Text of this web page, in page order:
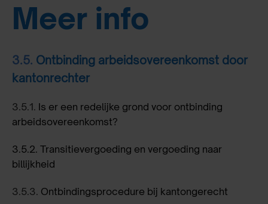
Meer info
3.5. Ontbinding arbeidsovereenkomst door
kantonrechter
3.5.1. Is er een redelijke grond voor ontbinding
arbeidsovereenkomst?
3.5.2. Transitievergoeding en vergoeding naar
billijkheid
3.5.3. Ontbindingsprocedure bij kantongerecht